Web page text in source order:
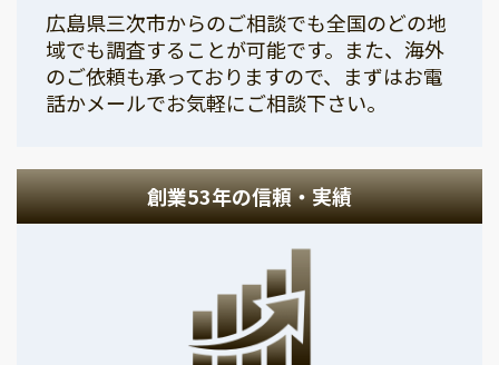
広島県三次市からのご相談でも全国のどの地
域でも調査することが可能です。また、海外
のご依頼も承っておりますので、まずはお電
話かメールでお気軽にご相談下さい。
創業53年の信頼・実績